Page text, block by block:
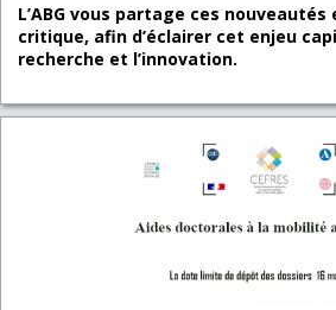
L’ABG vous partage ces
critique, afin d’éclairer cet enjeu
recherche et l’innovation.